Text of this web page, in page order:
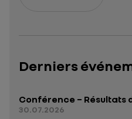
Derniers
Conférence – Résultats
30.07.2026